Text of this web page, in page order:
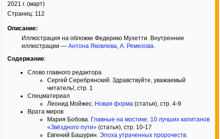
2021 г. (март)
Страниц: 112
Описание:
Иллюстрация на обложке Федерико Музетти. Внутренние
иллюстрации — Антона Яковлева, А. Ремизова.
Содержание:
Слово главного редактора
Сергей Серебрянский. Здравствуйте, уважаемый
читатель!, стр. 1
Спецматериал
Леонид Мойжес. Новая форма (статья), стр. 4-9
Врата миров
Мария Бобова. Главные на мостике. 10 лучших капитанов
«Звёздного пути» (статья), стр. 10-17
Евгений Башурин. Эпоха утраченных пророчеств.